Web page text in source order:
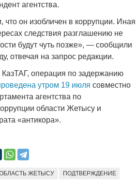
агентства.
он изобличен в коррупции. Иная
следствия разглашению не
будут чуть позже», — сообщили
отвечая на запрос редакции.
операция по задержанию
утром 19 июля совместно
агентства по
области Жетысу и
«антикора».
ЖЕТЫСУ ПОДТВЕРЖДЕНИЕ